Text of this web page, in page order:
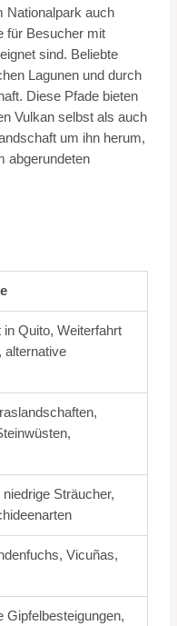
Nationalpark auch
für Besucher mit
sind. Beliebte
Lagunen und durch
Diese Pfade bieten
Vulkan selbst als auch
um ihn herum,
abgerundeten
Quito, Weiterfahrt
alternative
Sträucher,
Vicuñas,
Gipfelbesteigungen,